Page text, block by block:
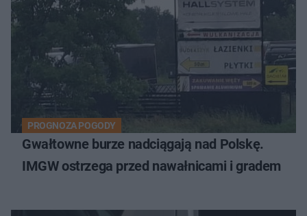
PROGNOZA POGODY
Gwałtowne burze nadciągają nad Polskę.
IMGW ostrzega przed nawałnicami i gradem